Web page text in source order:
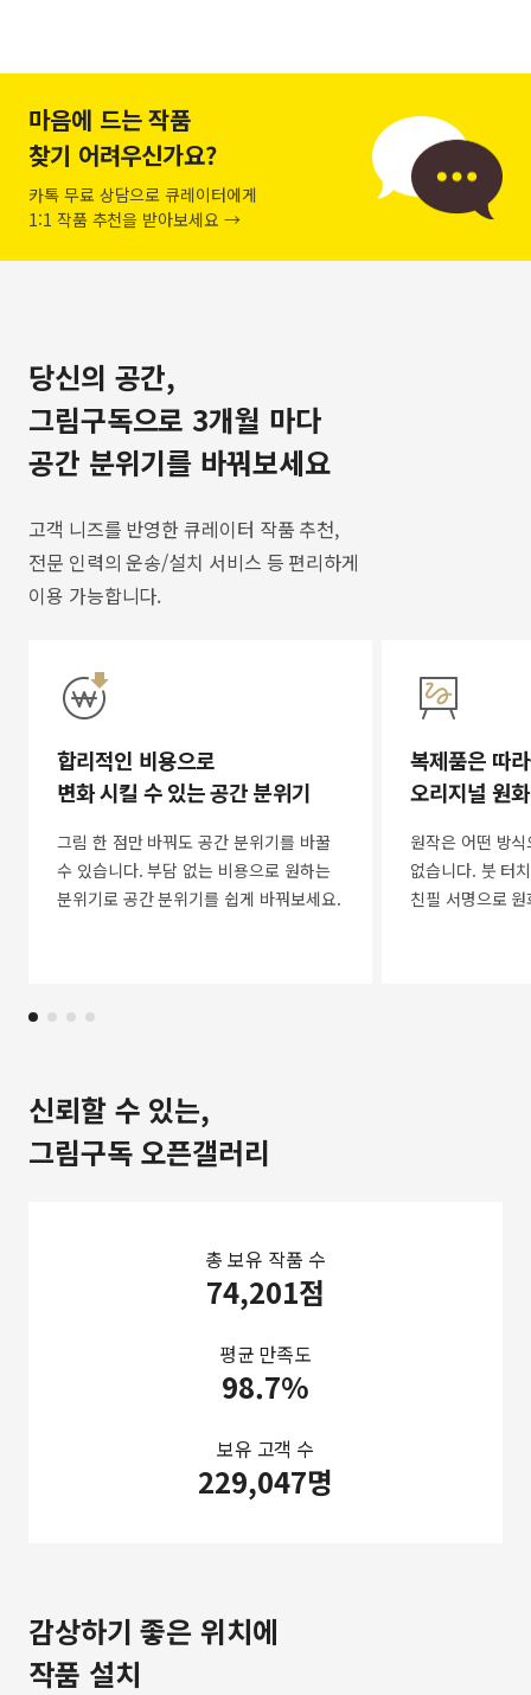
마음에 드는 작품
찾기 어려우신가요?
카톡 무료 상담으로 큐레이터에게
1:1 작품 추천을 받아보세요 →
당신의 공간,
그림구독으로 3개월 마다
공간 분위기를 바꿔보세요
고객 니즈를 반영한 큐레이터 작품 추천,
전문 인력의 운송/설치 서비스 등 편리하게
이용 가능합니다.
합리적인 비용으로
변화 시킬 수 있는 공간 분위기
그림 한 점만 바꿔도 공간 분위기를 바꿀
수 있습니다. 부담 없는 비용으로 원하는
분위기로 공간 분위기를 쉽게 바꿔보세요.
복제품은 따
오리지널 원
원작은 어떤 방
없습니다. 붓 터
친필 서명으로
신뢰할 수 있는,
그림구독 오픈갤러리
총 보유 작품 수
74,201점
평균 만족도
98.7%
보유 고객 수
229,047명
감상하기 좋은 위치에
작품 설치